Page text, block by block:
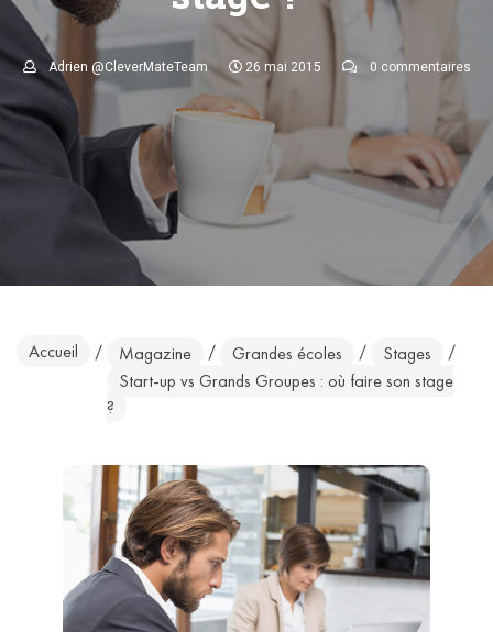
Adrien @CleverMateTeam 26 mai 2015 0 commentaires
Accueil / Magazine / Grandes écoles / Stages /
Start-up vs Grands Groupes : où faire son stage
?